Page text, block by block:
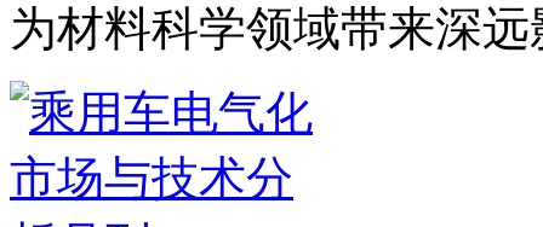
为材料科学领域带来深